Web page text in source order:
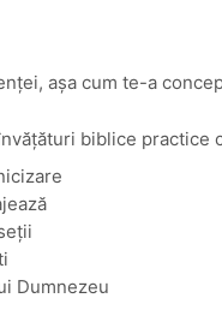
așa cum te-a
biblice
Dumnezeu